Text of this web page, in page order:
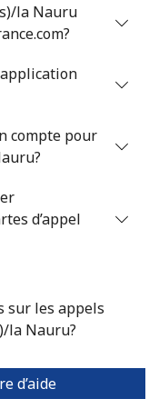
min pour ⁦$5⁩
pour ⁦$5⁩
pour ⁦$5⁩
la Nauru
compte pour
d’appel
sur les appels
la Nauru?
d’aide